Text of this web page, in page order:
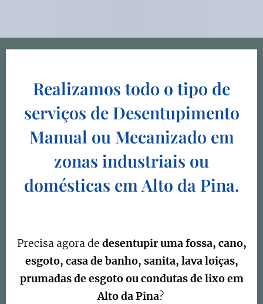
Realizamos todo o tipo de
serviços de Desentupimento
Manual ou Mecanizado em
zonas industriais ou
domésticas em Alto da Pina.
Precisa agora de desentupir uma fossa, cano,
esgoto, casa de banho, sanita, lava loiças,
prumadas de esgoto ou condutas de lixo em
Alto da Pina?